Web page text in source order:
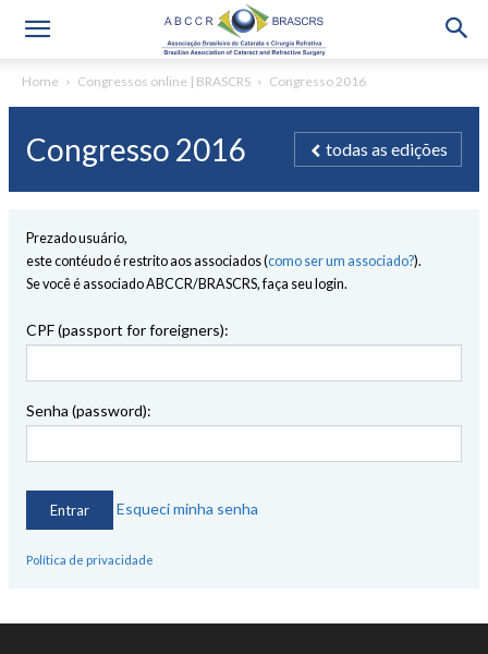
Home Congressos online | BRASCRS Congresso 2016
Congresso 2016 todas as edições
Prezado usuário,
este contéudo é restrito aos associados (como ser um associado?).
Se você é associado ABCCR/BRASCRS, faça seu login.
CPF (passport for foreigners):
Senha (password):
Esqueci minha senha
Política de privacidade